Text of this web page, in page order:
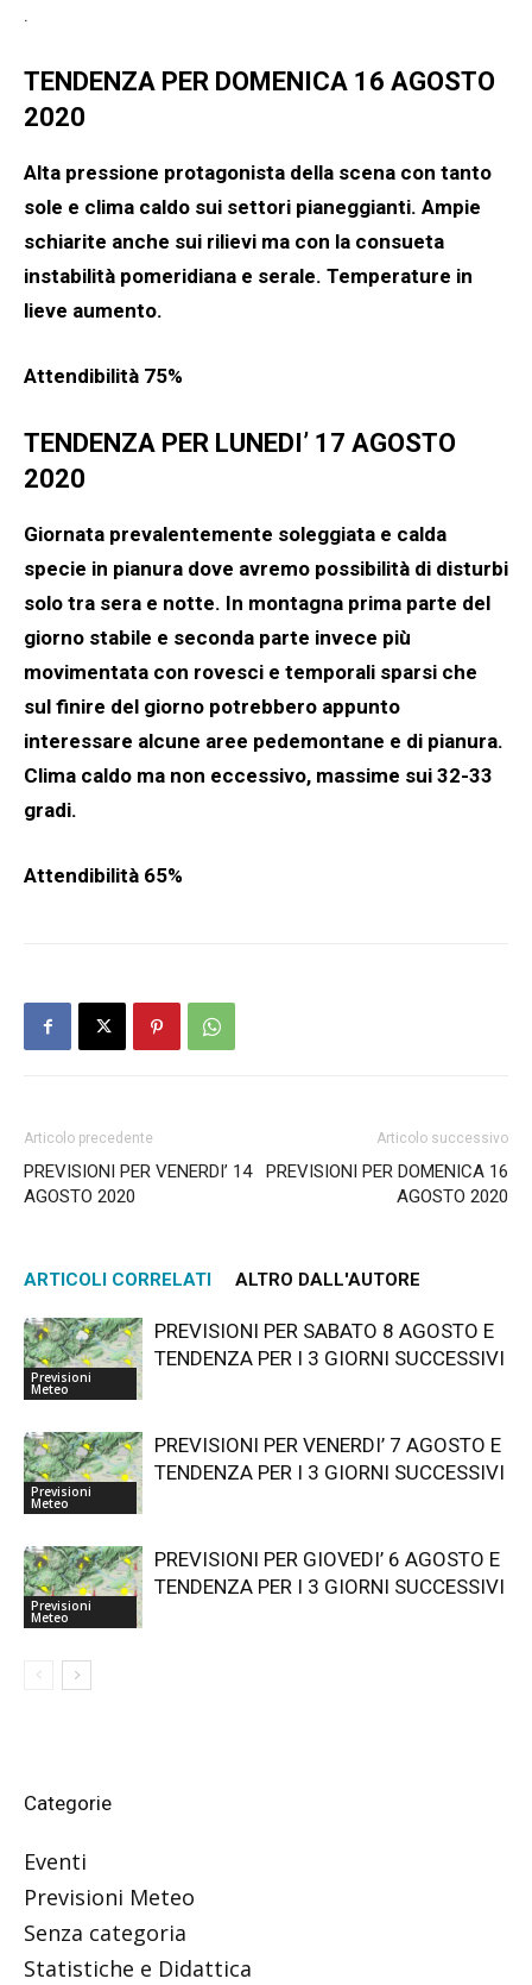
.
TENDENZA PER DOMENICA 16 AGOSTO
2020
Alta pressione protagonista della scena con tanto
sole e clima caldo sui settori pianeggianti. Ampie
schiarite anche sui rilievi ma con la consueta
instabilità pomeridiana e serale. Temperature in
lieve aumento.
Attendibilità 75%
TENDENZA PER LUNEDI’ 17 AGOSTO
2020
Giornata prevalentemente soleggiata e calda
specie in pianura dove avremo possibilità di disturbi
solo tra sera e notte. In montagna prima parte del
giorno stabile e seconda parte invece più
movimentata con rovesci e temporali sparsi che
sul finire del giorno potrebbero appunto
interessare alcune aree pedemontane e di pianura.
Clima caldo ma non eccessivo, massime sui 32-33
gradi.
Attendibilità 65%
Articolo precedente
PREVISIONI PER VENERDI’ 14
AGOSTO 2020
Articolo successivo
PREVISIONI PER DOMENICA 16
AGOSTO 2020
ARTICOLI CORRELATI ALTRO DALL'AUTORE
Previsioni
Meteo
PREVISIONI PER SABATO 8 AGOSTO E
TENDENZA PER I 3 GIORNI SUCCESSIVI
Previsioni
Meteo
PREVISIONI PER VENERDI’ 7 AGOSTO E
TENDENZA PER I 3 GIORNI SUCCESSIVI
Previsioni
Meteo
PREVISIONI PER GIOVEDI’ 6 AGOSTO E
TENDENZA PER I 3 GIORNI SUCCESSIVI
Categorie
Eventi
Previsioni Meteo
Senza categoria
Statistiche e Didattica